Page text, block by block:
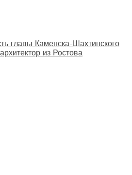
главы Каменска-Шахтинского
из Ростова